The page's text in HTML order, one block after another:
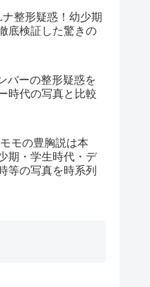
ナ整形疑惑！幼少期
底検証した驚きの
バーの整形疑惑を
時代の写真と比較
モの豊胸説は本
期・学生時代・デ
等の写真を時系列